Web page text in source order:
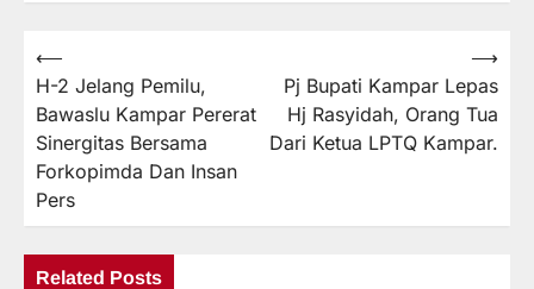
Navigasi
pos
⟵
H-2 Jelang Pemilu,
Bawaslu Kampar Pererat
Sinergitas Bersama
Forkopimda Dan Insan
Pers
Pj Bupati Kampar Lepas
Hj Rasyidah, Orang Tua
Dari Ketua LPTQ Kampar.
⟶
Related Posts